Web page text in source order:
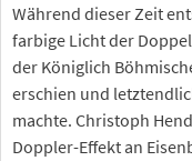
Während dieser Zeit
farbige Licht der
der Königlich
erschien und
machte. Christoph
Doppler-Effekt an